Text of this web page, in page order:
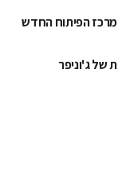
הפיתוח החדש
של ג'וניפר